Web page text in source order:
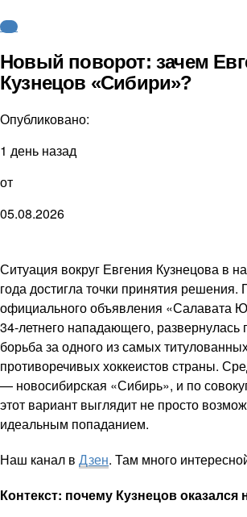
КХЛ
Новый поворот: зачем
Кузнецов «Сибири»?
Опубликовано:
1 день назад
от
05.08.2026
Ситуация вокруг Евгения Кузнецова в
года достигла точки принятия решения.
официального объявления «Салавата
34-летнего нападающего, развернулась
борьба за одного из самых
противоречивых хоккеистов страны.
— новосибирская «Сибирь», и по
этот вариант выглядит не просто
идеальным попаданием.
Наш канал в Дзен. Там много
Контекст: почему Кузнецов оказался